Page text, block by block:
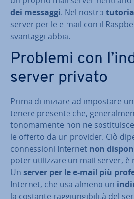
dei messaggi. Nel nostro
server per le e-mail con il
svantaggi abbia.
Problemi con
server privato
Prima di iniziare ad impostare
tenere presente che,
to­no­ma­men­te non ne
le offerto da un provider. Ciò
con­nes­sio­ni Internet non
poter uti­liz­za­re un mail server, è
Un server per le e-mail più
Internet, che usa almeno un
la costante rag­giun­gi­bi­li­tà del